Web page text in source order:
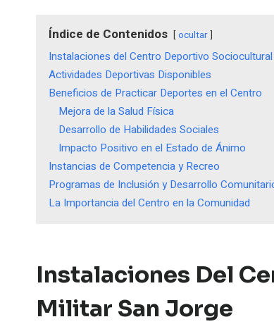
Índice de Contenidos ocultar
Instalaciones del Centro Deportivo
Actividades Deportivas Disponibles
Beneficios de Practicar Deportes en el Centro
Mejora de la Salud Física
Desarrollo de Habilidades Sociales
Impacto Positivo en el Estado de Ánimo
Instancias de Competencia y Recreo
Programas de Inclusión y Desarrollo
La Importancia del Centro en la Comunidad
Instalaciones Del
Militar San Jorge